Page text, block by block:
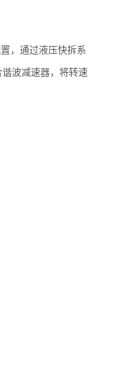
，通过液压快拆系
波减速器，将转速